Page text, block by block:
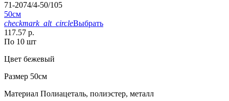
71-2074/4-50/105
50см
checkmark_alt_circleВыбрать
117.57 р.
По 10 шт
Цвет бежевый
Размер 50см
Материал Полиацеталь, полиэстер, металл